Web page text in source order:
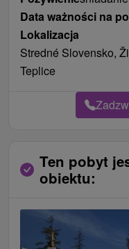
Data ważności na
Lokalizacja
Stredné Slovensko,
Teplice
Ten pobyt
obiektu: